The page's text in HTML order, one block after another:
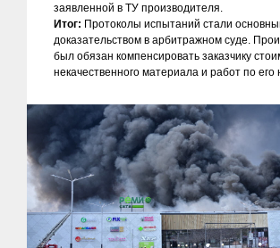
заявленной в ТУ производителя.
Итог: Протоколы испытаний стали
доказательством в арбитражном суде.
был обязан компенсировать заказчику
некачественного материала и работ по